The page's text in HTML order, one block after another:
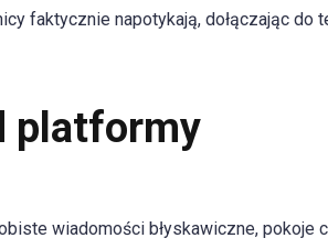
faktycznie napotykają, dołączając do
platformy
wiadomości błyskawiczne, pokoje